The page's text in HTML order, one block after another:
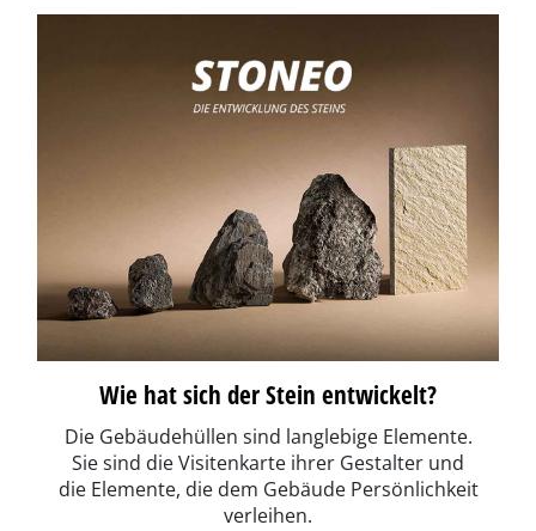
Wie hat sich der Stein entwickelt?
Die Gebäudehüllen sind langlebige Elemente.
Sie sind die Visitenkarte ihrer Gestalter und
die Elemente, die dem Gebäude Persönlichkeit
verleihen.